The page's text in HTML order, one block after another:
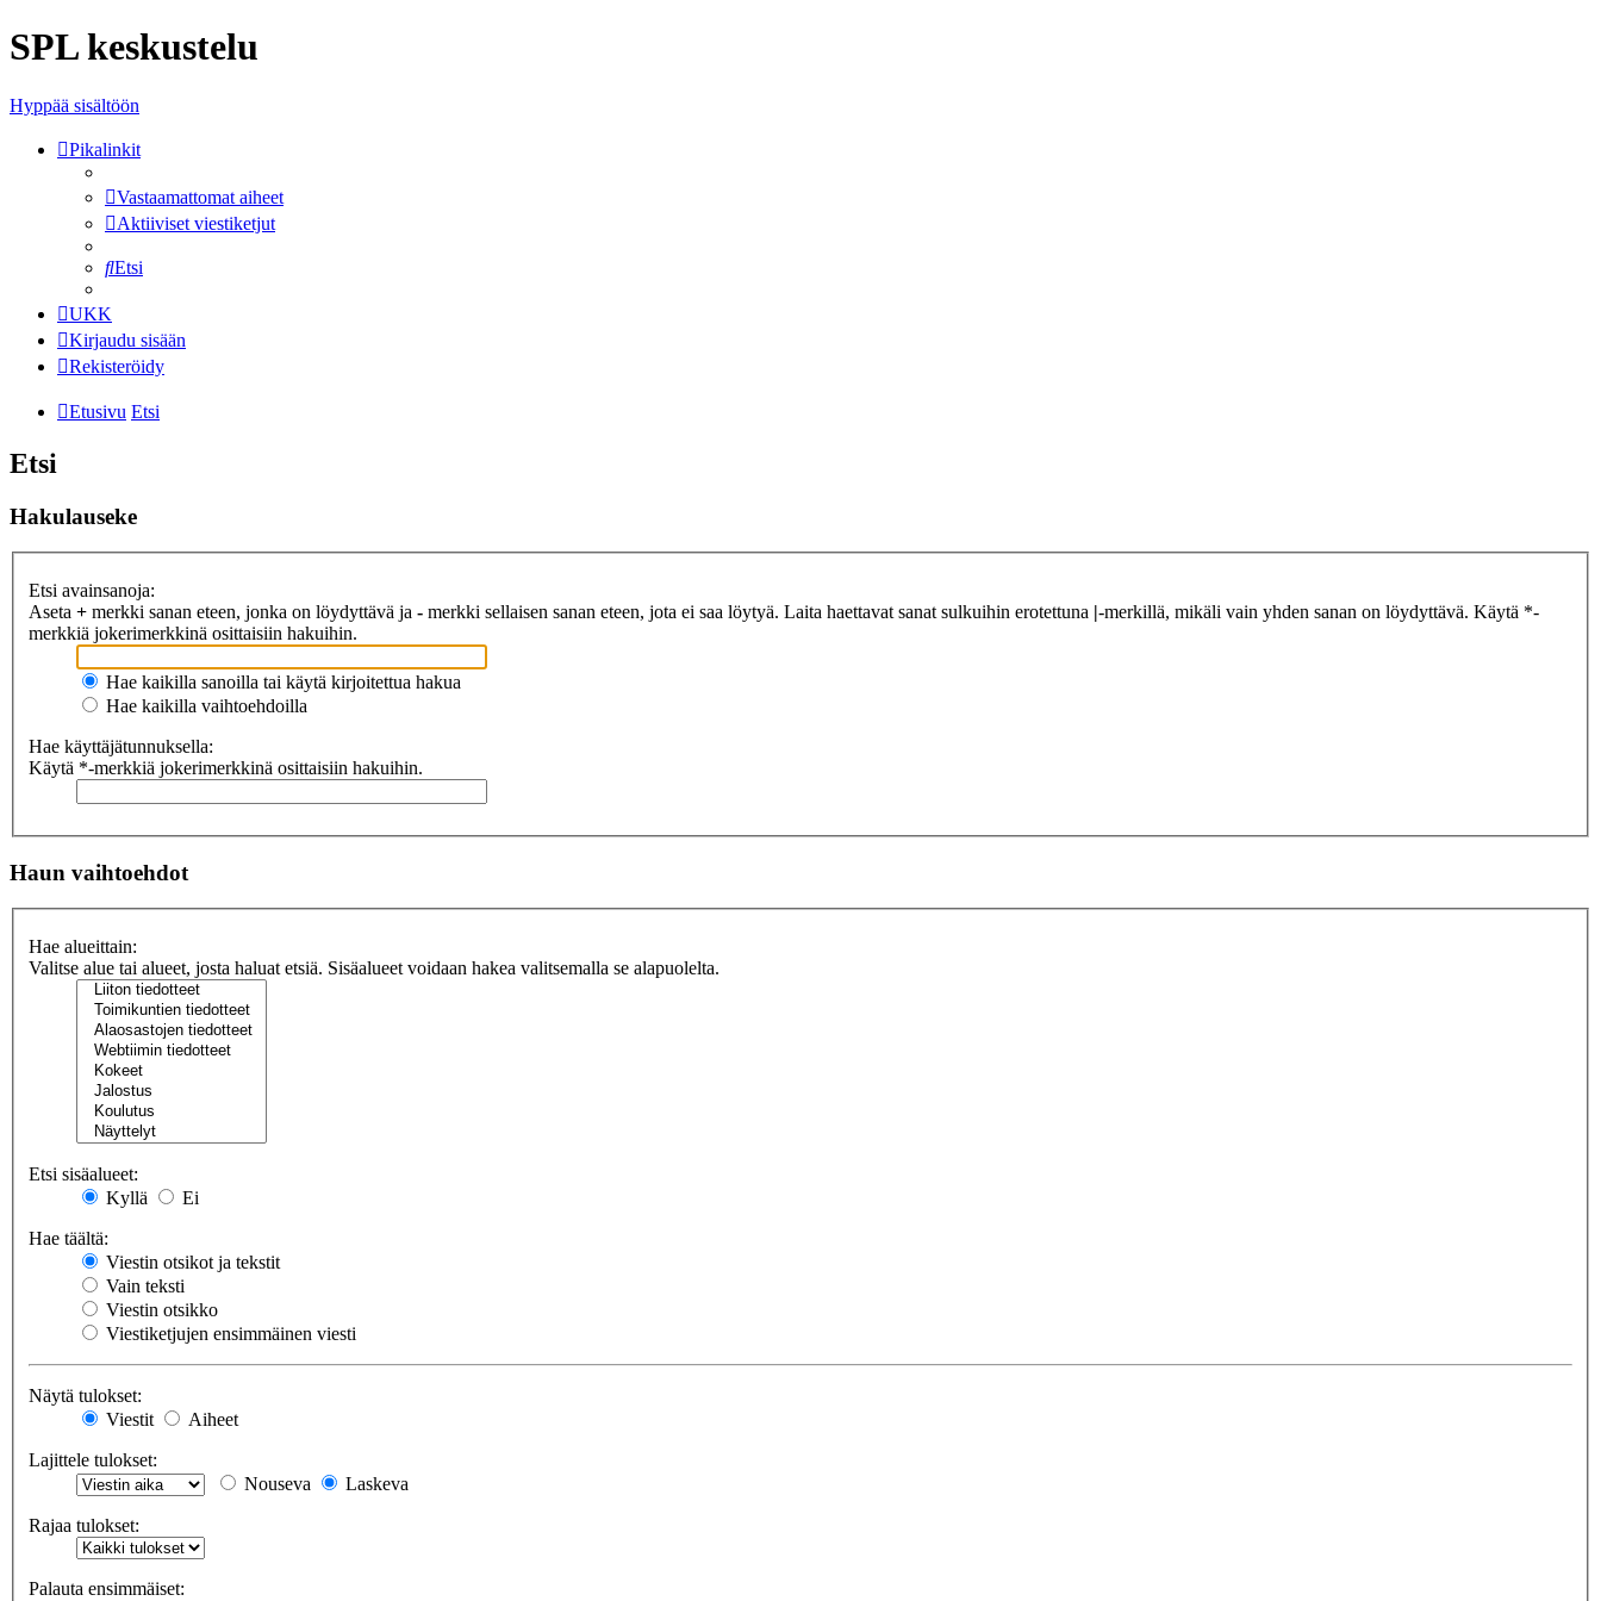
SPL keskustelu
Hyppää sisältöön
Pikalinkit
Vastaamattomat aiheet
Aktiiviset viestiketjut
Etsi
UKK
Kirjaudu sisään
Rekisteröidy
Etusivu Etsi
Etsi
Hakulauseke
Etsi avainsanoja:
Aseta + merkki sanan eteen, jonka on löydyttävä ja - merkki sellaisen sanan eteen, jota ei saa löytyä. Laita haettavat sanat sulkuihin erotettuna |-merkillä, mikäli vain yhden sanan on löydyttävä. Käytä *-
merkkiä jokerimerkkinä osittaisiin hakuihin.
Hae kaikilla sanoilla tai käytä kirjoitettua hakua
Hae kaikilla vaihtoehdoilla
Hae käyttäjätunnuksella:
Käytä *-merkkiä jokerimerkkinä osittaisiin hakuihin.
Haun vaihtoehdot
Hae alueittain:
Valitse alue tai alueet, josta haluat etsiä. Sisäalueet voidaan hakea valitsemalla se alapuolelta.
Etsi sisäalueet:
Kyllä
Ei
Hae täältä:
Viestin otsikot ja tekstit
Vain teksti
Viestin otsikko
Viestiketjujen ensimmäinen viesti
Näytä tulokset:
Viestit
Aiheet
Lajittele tulokset:
Nouseva
Laskeva
Rajaa tulokset:
Palauta ensimmäiset: